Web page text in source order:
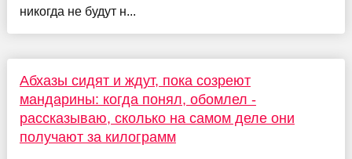
никогда не будут н...
Абхазы сидят и ждут, пока созреют
мандарины: когда понял, обомлел -
рассказываю, сколько на самом деле они
получают за килограмм